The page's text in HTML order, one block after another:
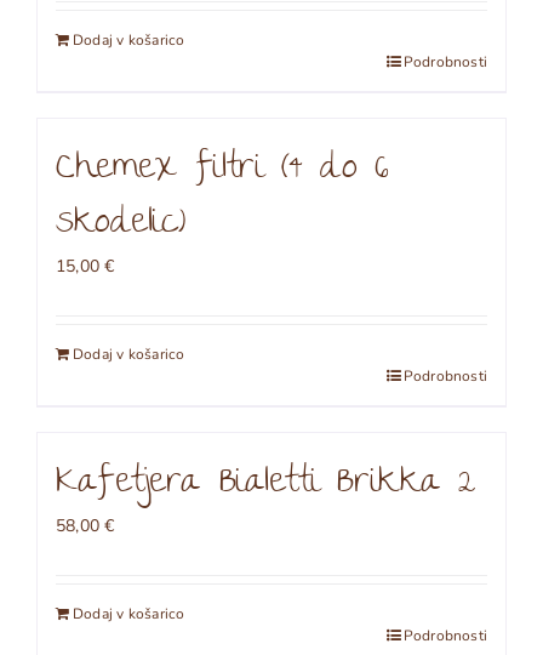
Dodaj v košarico
Podrobnosti
Chemex filtri (4 do 6
skodelic)
15,00€
Dodaj v košarico
Podrobnosti
Kafetjera Bialetti Brikka 2
58,00€
Dodaj v košarico
Podrobnosti